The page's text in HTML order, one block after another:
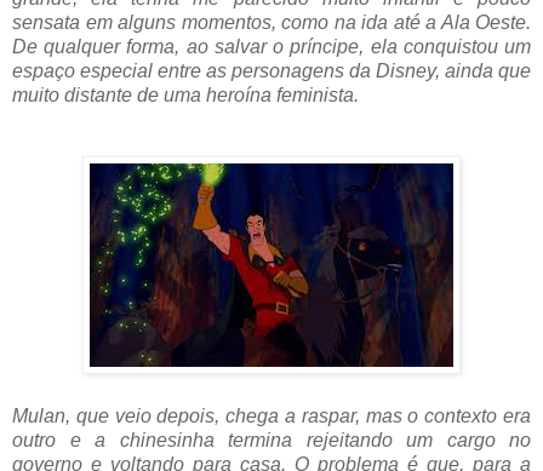
sensata em alguns momentos, como na ida até a Ala Oeste.
De qualquer forma, ao salvar o príncipe, ela conquistou um
espaço especial entre as personagens da Disney, ainda que
muito distante de uma heroína feminista.
Mulan, que veio depois, chega a raspar, mas o contexto era
outro e a chinesinha termina rejeitando um cargo no
governo e voltando para casa. O problema é que, para a